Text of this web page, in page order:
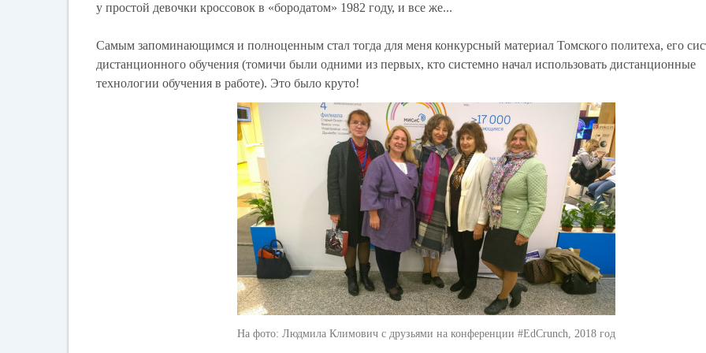
у простой девочки кроссовок в «бородатом» 1982 году, и все же...
Самым запоминающимся и полноценным стал тогда для меня конкурсный материал Томского политеха, его
дистанционного обучения (томичи были одними из первых, кто системно начал использовать дистанционные
технологии обучения в работе). Это было круто!
На фото: Людмила Климович с друзьями на конференции #EdCrunch, 2018 год